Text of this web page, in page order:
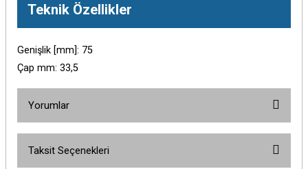
Teknik Özellikler
Genişlik [mm]: 75
Çap mm: 33,5
Yorumlar
Taksit Seçenekleri